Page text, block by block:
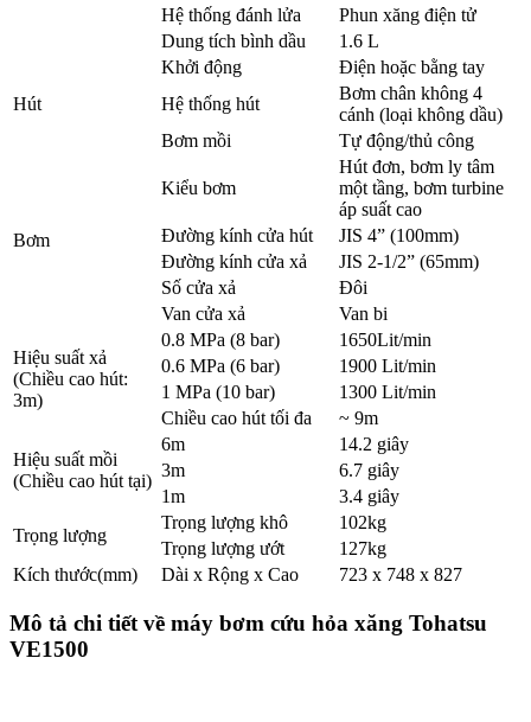
Hệ thống đánh lửa
Phun xăng điện tử
Dung tích bình dầu
1.6 L
Hút
Khởi động
Điện hoặc bằng tay
Hệ thống hút
Bơm chân không 4
cánh (loại không dầu)
Bơm mồi
Tự động/thủ công
Bơm
Kiểu bơm
Hút đơn, bơm ly tâm
một tầng, bơm turbine
áp suất cao
Đường kính cửa hút
JIS 4” (100mm)
Đường kính cửa xả
JIS 2-1/2” (65mm)
Số cửa xả
Đôi
Van cửa xả
Van bi
Hiệu suất xả
(Chiều cao hút:
3m)
0.8 MPa (8 bar)
1650Lit/min
0.6 MPa (6 bar)
1900 Lit/min
1 MPa (10 bar)
1300 Lit/min
Chiều cao hút tối đa
~ 9m
Hiệu suất mồi
(Chiều cao hút tại)
6m
14.2 giây
3m
6.7 giây
1m
3.4 giây
Trọng lượng
Trọng lượng khô
102kg
Trọng lượng ướt
127kg
Kích thước(mm)
Dài x Rộng x Cao 723 x 748 x 827
Mô tả chi tiết về máy bơm cứu hỏa xăng Tohatsu
VE1500